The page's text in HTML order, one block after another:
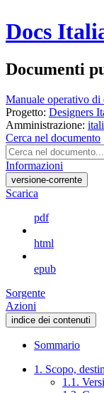
Docs
Documenti
Manuale operativo di
Progetto: Designers
Amministrazione:
Cerca nel documento
Informazioni
versione-corrente
Scarica
pdf
html
epub
Sorgente
Azioni
indice dei contenuti
Sommario
1. Scopo,
1.1.